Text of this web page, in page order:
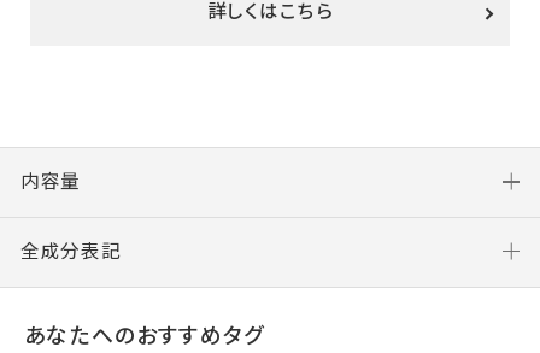
詳しくはこちら
内容量
全成分表記
あなたへのおすすめタグ